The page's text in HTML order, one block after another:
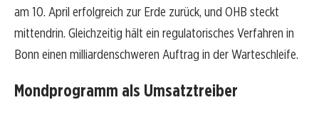
am 10. April erfolgreich zur Erde zurück, und OHB steckt
mittendrin. Gleichzeitig hält ein regulatorisches Verfahren in
Bonn einen milliardenschweren Auftrag in der Warteschleife.
Mondprogramm als Umsatztreiber